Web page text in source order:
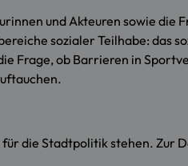
und Akteuren sowie die
sozialer Teilhabe: das
Frage, ob Barrieren in
die Stadtpolitik stehen. Zur